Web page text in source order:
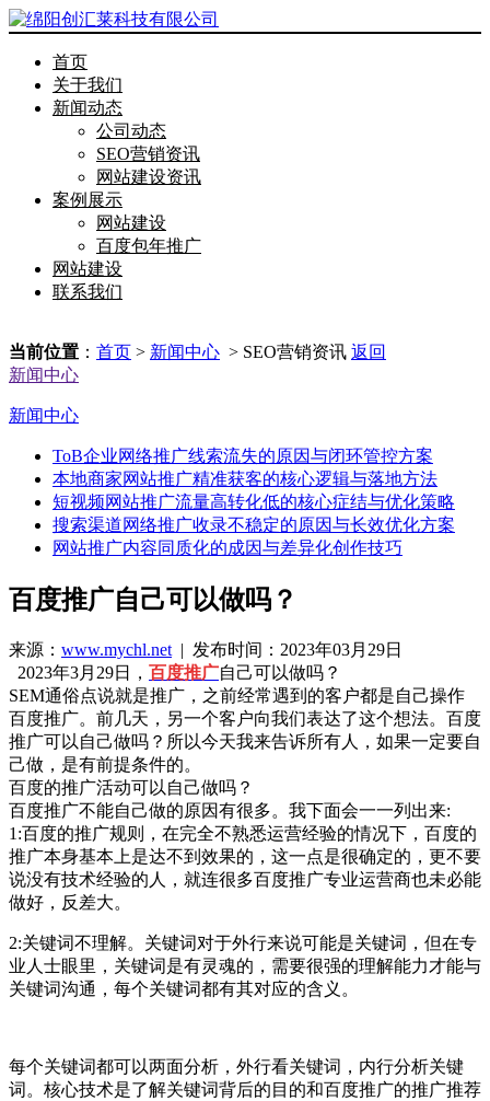
首页
关于我们
新闻动态
公司动态
SEO营销资讯
网站建设资讯
案例展示
网站建设
百度包年推广
网站建设
联系我们
当前位置 ： 首页 > 新闻中心 > SEO营销资讯 返回
新闻中心
新闻中心
ToB企业网络推广线索流失的原因与闭环管控方案
本地商家网站推广精准获客的核心逻辑与落地方法
短视频网站推广流量高转化低的核心症结与优化策略
搜索渠道网络推广收录不稳定的原因与长效优化方案
网站推广内容同质化的成因与差异化创作技巧
百度推广自己可以做吗？
来源： www.mychl.net | 发布时间：2023年03月29日
2023年3月29日， 百度推广自己可以做吗？
SEM通俗点说就是推广，之前经常遇到的客户都是自己操作
百度推广。前几天，另一个客户向我们表达了这个想法。百度
推广可以自己做吗？所以今天我来告诉所有人，如果一定要自
己做，是有前提条件的。
百度的推广活动可以自己做吗？
百度推广不能自己做的原因有很多。我下面会一一列出来:
1:百度的推广规则，在完全不熟悉运营经验的情况下，百度的
推广本身基本上是达不到效果的，这一点是很确定的，更不要
说没有技术经验的人，就连很多百度推广专业运营商也未必能
做好，反差大。
2:关键词不理解。关键词对于外行来说可能是关键词，但在专
业人士眼里，关键词是有灵魂的，需要很强的理解能力才能与
关键词沟通，每个关键词都有其对应的含义。
每个关键词都可以两面分析，外行看关键词，内行分析关键
词。核心技术是了解关键词背后的目的和百度推广的推广推荐